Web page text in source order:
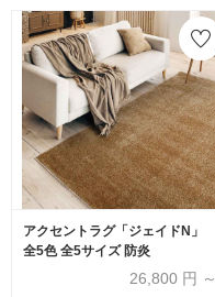
アクセントラグ「ジェイドN」
全5色 全5サイズ 防炎
26,800 円 ～